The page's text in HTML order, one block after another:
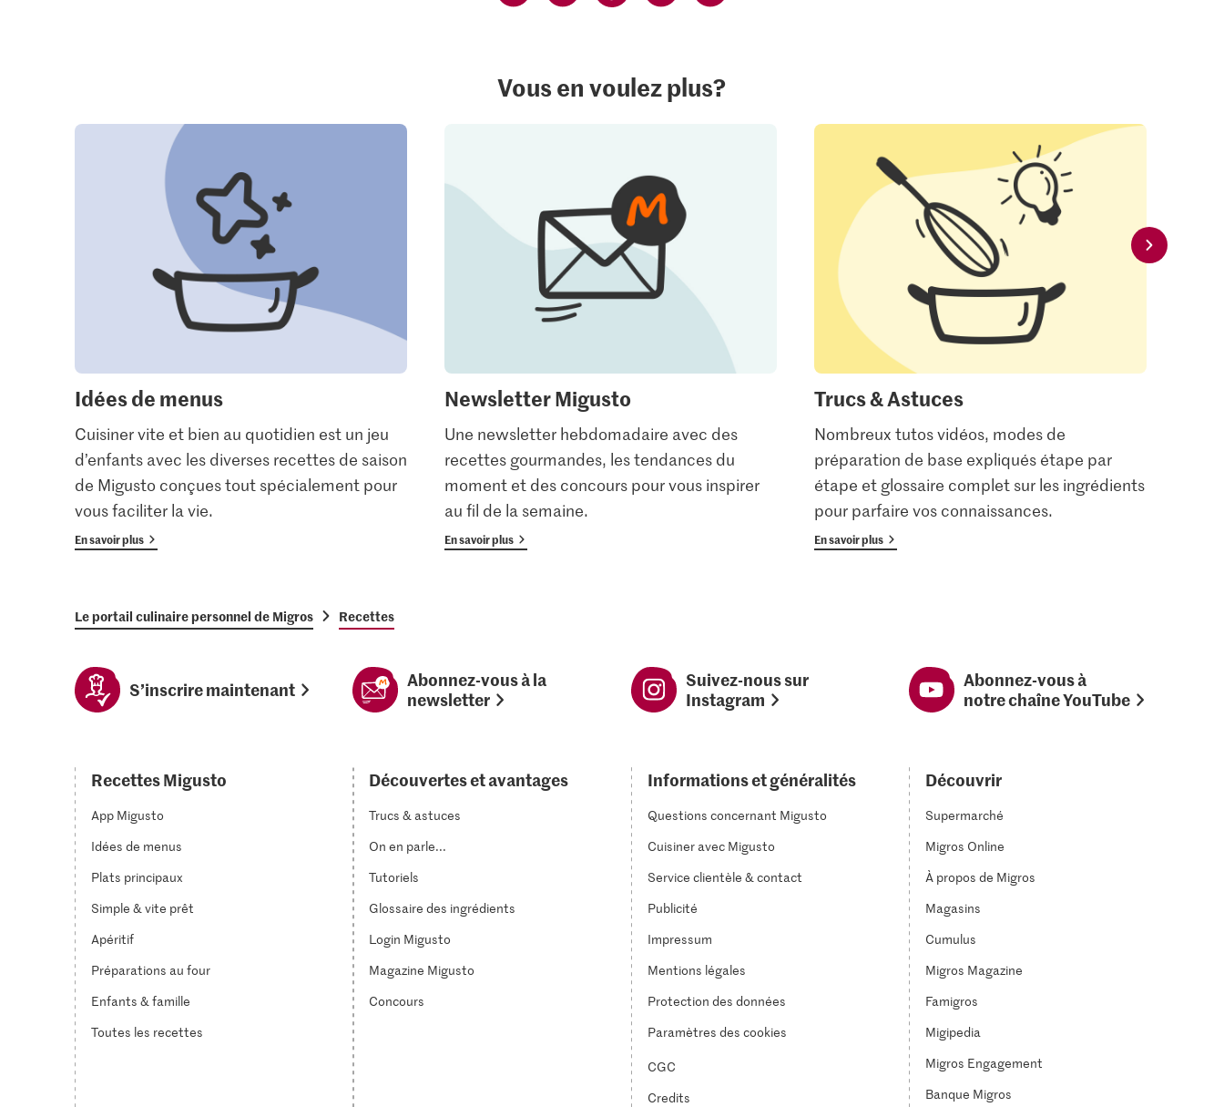
Vous en voulez plus?
Idées de menus
Cuisiner vite et bien au quotidien est un jeu
d’enfants avec les diverses recettes de saison
de Migusto conçues tout spécialement pour
vous faciliter la vie.
En savoir plus
Newsletter Migusto
Une newsletter hebdomadaire avec des
recettes gourmandes, les tendances du
moment et des concours pour vous inspirer
au fil de la semaine.
En savoir plus
Trucs & Astuces
Nombreux tutos vidéos, modes de
préparation de base expliqués étape par
étape et glossaire complet sur les ingrédients
pour parfaire vos connaissances.
En savoir plus
Le portail culinaire personnel de Migros Recettes
S’inscrire maintenant
Abonnez-vous à la
newsletter
Suivez-nous sur
Instagram
Abonnez-vous à
notre chaîne YouTube
Recettes Migusto
App Migusto
Idées de menus
Plats principaux
Simple & vite prêt
Apéritif
Préparations au four
Enfants & famille
Toutes les recettes
Découvertes et avantages
Trucs & astuces
On en parle...
Tutoriels
Glossaire des ingrédients
Login Migusto
Magazine Migusto
Concours
Informations et généralités
Questions concernant Migusto
Cuisiner avec Migusto
Service clientèle & contact
Publicité
Impressum
Mentions légales
Protection des données
Paramètres des cookies
CGC
Credits
Découvrir
Supermarché
Migros Online
À propos de Migros
Magasins
Cumulus
Migros Magazine
Famigros
Migipedia
Migros Engagement
Banque Migros